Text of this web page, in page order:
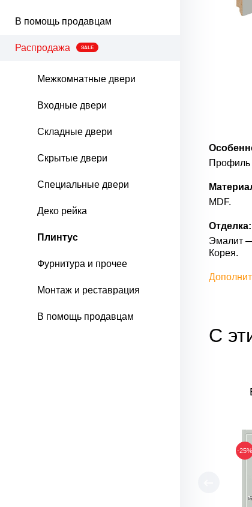
В помощь продавцам
Распродажа SALE
Межкомнатные двери
Входные двери
Складные двери
Скрытые двери
Специальные двери
Деко рейка
Плинтус
Фурнитура и прочее
Монтаж и реставрация
В помощь продавцам
Профиль
MDF.
Отделка:
Эмалит
Корея.
С
-25%